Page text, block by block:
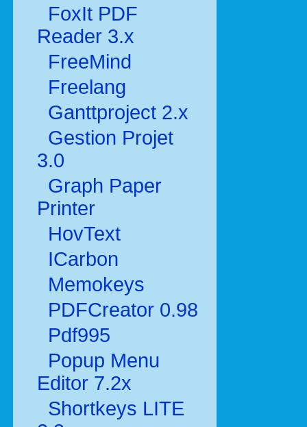
FoxIt PDF
Reader 3.x
FreeMind
Freelang
Ganttproject 2.x
Gestion Projet
3.0
Graph Paper
Printer
HovText
ICarbon
Memokeys
PDFCreator 0.98
Pdf995
Popup Menu
Editor 7.2x
Shortkeys LITE